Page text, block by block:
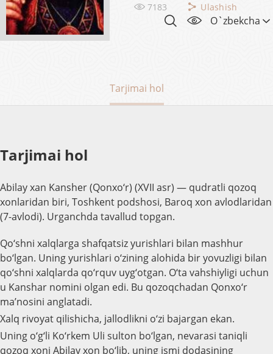
O`zbekcha
7183 Ulashish
Tarjimai hol
Tarjimai hol
Abilay xan Kansher (Qonxo‘r) (XVII asr) — qudratli qozoq
xonlaridan biri, Toshkent podshosi, Baroq xon avlodlaridan
(7-avlodi). Urganchda tavallud topgan.
Qo‘shni xalqlarga shafqatsiz yurishlari bilan mashhur
bo‘lgan. Uning yurishlari o‘zining alohida bir yovuzligi bilan
qo‘shni xalqlarda qo‘rquv uyg‘otgan. O‘ta vahshiyligi uchun
u Kanshar nomini olgan edi. Bu qozoqchadan Qonxo‘r
ma’nosini anglatadi.
Xalq rivoyat qilishicha, jallodlikni o‘zi bajargan ekan.
Uning o‘g‘li Ko‘rkem Uli sulton bo‘lgan, nevarasi taniqli
qozoq xoni Abilay xon bo‘lib, uning ismi dodasining